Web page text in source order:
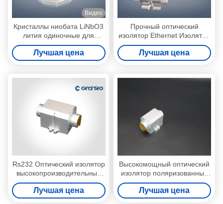
Видео
Кристаллы ниобата LiNbO3
лития одиночные для
амортизаторов и
циркуляторов волокна
оптически
Лучшая цена
Прочный оптический
изолятор Ethernet Изолятор
оптических волокон для
лазерных систем
Лучшая цена
Rs232 Оптический изолятор
высокопроизводительный
изолятор на заказ 1064 нм
Поляризация зависимая
Лучшая цена
Высокомощный оптический
изолятор поляризованный
световой лазерный диод
Малый размер точность
Лучшая цена